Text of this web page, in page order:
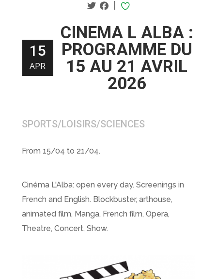
|
15
APR
CINEMA L ALBA :
PROGRAMME DU
15 AU 21 AVRIL
2026
SPORTS/LOISIRS/SCIENCES
From 15/04 to 21/04.
Cinéma L'Alba: open every day. Screenings in
French and English. Blockbuster, arthouse,
animated film, Manga, French film, Opera,
Theatre, Concert, Show.